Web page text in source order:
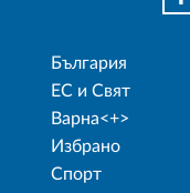
България
ЕС и Свят
Варна<+>
Избрано
Спорт